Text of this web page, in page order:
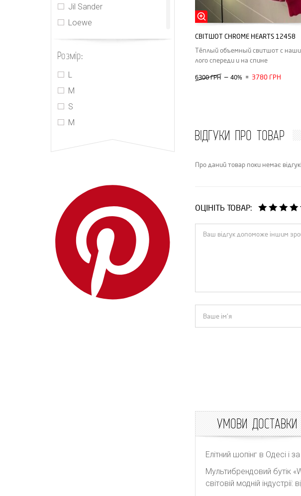
Jil Sander
Loewe
MIU MIU
PRADA
The Row
We11done
Yves Saint Laurent
Розмір:
L
M
S
М
СВІТШОТ CHROME HEARTS 12458
Тёплый объемный свитшот с
лого спереди и на спине
6300 ГРН — 40% = 3780 ГРН
ВІДГУКИ ПРО ТОВАР
Про даний товар поки немає
ОЦІНІТЬ ТОВАР:
УМОВИ ДОСТАВКИ
Елітний шопінг в Одесі і
Мультибрендовий бутік
світовій модній